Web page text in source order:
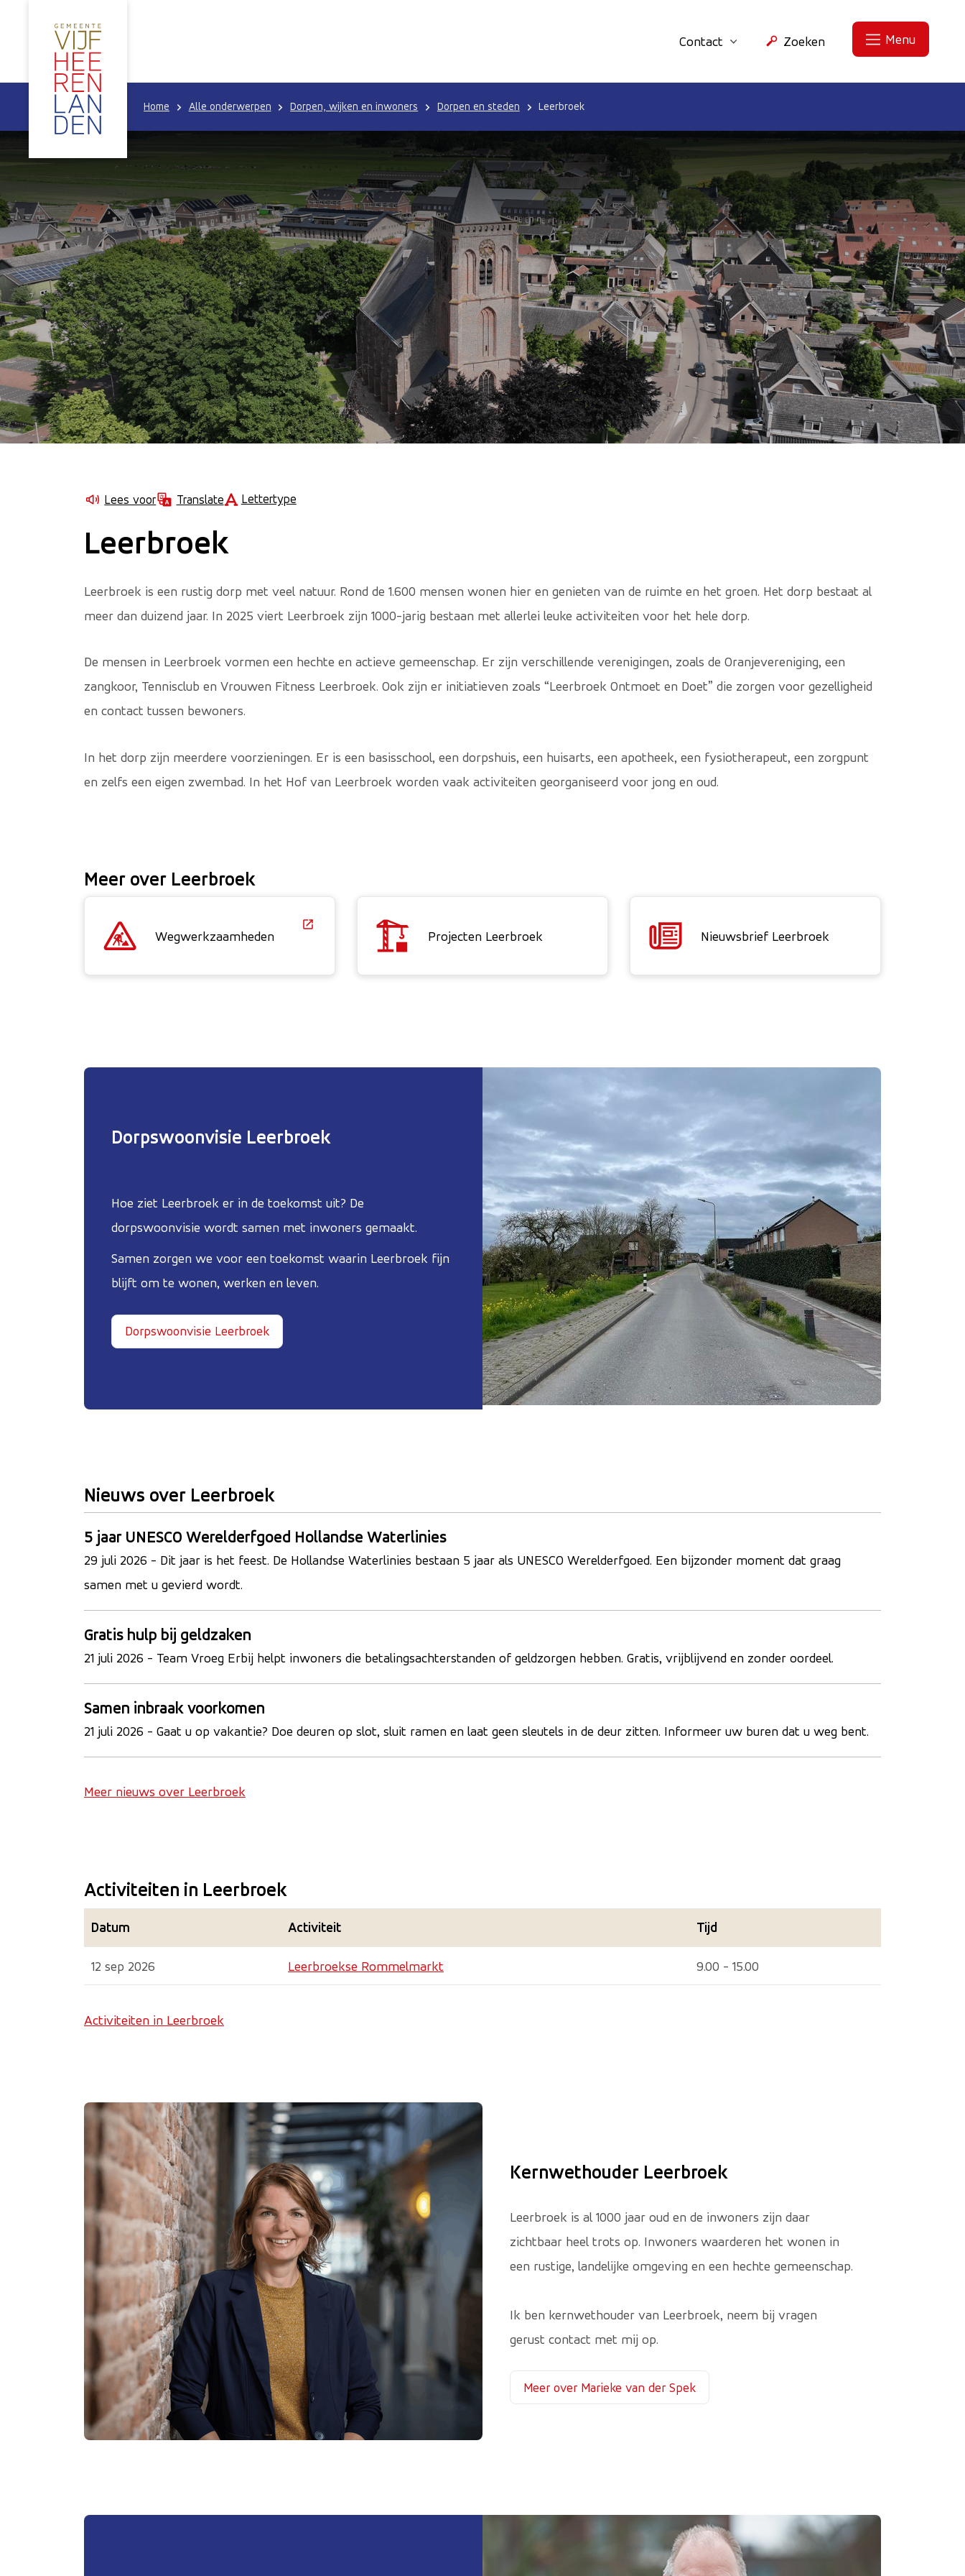
Contact Zoeken Menu
Home Alle onderwerpen Dorpen, wijken en inwoners Dorpen en steden Leerbroek
Lees voor Translate Lettertype
Leerbroek
Leerbroek is een rustig dorp met veel natuur. Rond de 1.600 mensen wonen hier en genieten van de ruimte en het groen. Het dorp bestaat al
meer dan duizend jaar. In 2025 viert Leerbroek zijn 1000-jarig bestaan met allerlei leuke activiteiten voor het hele dorp.
De mensen in Leerbroek vormen een hechte en actieve gemeenschap. Er zijn verschillende verenigingen, zoals de Oranjevereniging, een
zangkoor, Tennisclub en Vrouwen Fitness Leerbroek. Ook zijn er initiatieven zoals “Leerbroek Ontmoet en Doet” die zorgen voor gezelligheid
en contact tussen bewoners.
In het dorp zijn meerdere voorzieningen. Er is een basisschool, een dorpshuis, een huisarts, een apotheek, een fysiotherapeut, een zorgpunt
en zelfs een eigen zwembad. In het Hof van Leerbroek worden vaak activiteiten georganiseerd voor jong en oud.
Meer over Leerbroek
Wegwerkzaamheden
(Deze link gaat naar een externe website)Projecten Leerbroek Nieuwsbrief Leerbroek
Dorpswoonvisie Leerbroek
Hoe ziet Leerbroek er in de toekomst uit? De
dorpswoonvisie wordt samen met inwoners gemaakt.
Samen zorgen we voor een toekomst waarin Leerbroek fijn
blijft om te wonen, werken en leven.
Dorpswoonvisie Leerbroek
Nieuws over Leerbroek
5 jaar UNESCO Werelderfgoed Hollandse Waterlinies
29 juli 2026 - Dit jaar is het feest. De Hollandse Waterlinies bestaan 5 jaar als UNESCO Werelderfgoed. Een bijzonder moment dat graag
samen met u gevierd wordt.
Gratis hulp bij geldzaken
21 juli 2026 - Team Vroeg Erbij helpt inwoners die betalingsachterstanden of geldzorgen hebben. Gratis, vrijblijvend en zonder oordeel.
Samen inbraak voorkomen
21 juli 2026 - Gaat u op vakantie? Doe deuren op slot, sluit ramen en laat geen sleutels in de deur zitten. Informeer uw buren dat u weg bent.
Meer nieuws over Leerbroek
Activiteiten in Leerbroek
Datum Activiteit Tijd
12 sep 2026 Leerbroekse Rommelmarkt 9.00 - 15.00
Activiteiten in Leerbroek
Kernwethouder Leerbroek
Leerbroek is al 1000 jaar oud en de inwoners zijn daar
zichtbaar heel trots op. Inwoners waarderen het wonen in
een rustige, landelijke omgeving en een hechte gemeenschap.
Ik ben kernwethouder van Leerbroek, neem bij vragen
gerust contact met mij op.
Meer over Marieke van der Spek